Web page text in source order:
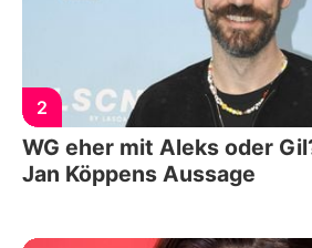
2
WG eher mit Aleks oder
Jan Köppens Aussage